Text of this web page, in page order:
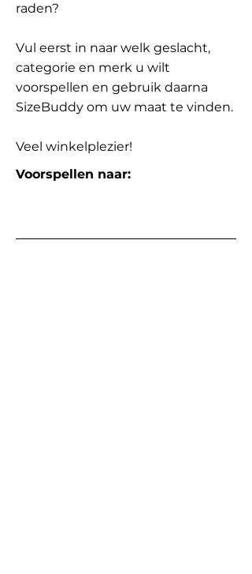
raden?
Vul eerst in naar welk geslacht,
categorie en merk u wilt
voorspellen en gebruik daarna
SizeBuddy om uw maat te vinden.
Veel winkelplezier!
Voorspellen naar: